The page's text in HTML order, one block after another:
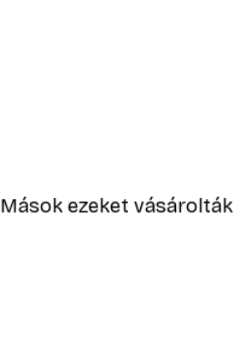
Mások ezeket vásárolták